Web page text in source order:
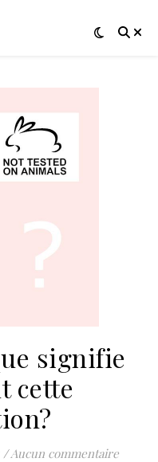
signifie
cette
/Aucun commentaire